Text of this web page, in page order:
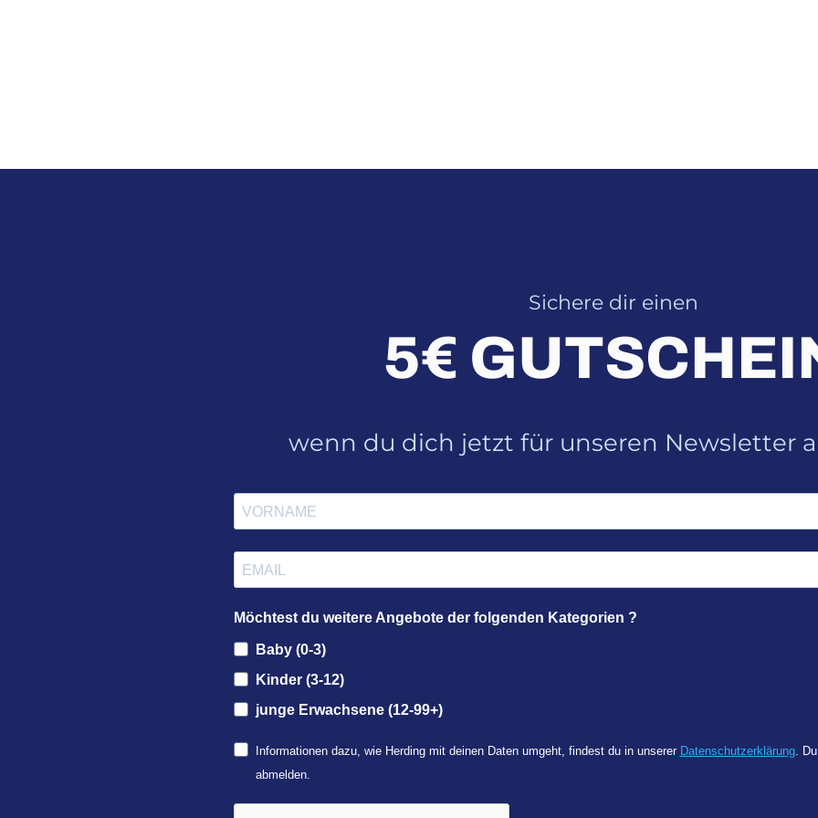
Sichere dir einen
5€
wenn du dich jetzt für unseren Newsletter
Möchtest du weitere Angebote der folgenden Kategorien ?
Baby (0-3)
Kinder (3-12)
junge Erwachsene (12-99+)
Informationen dazu, wie Herding mit deinen Daten umgeht, findest du in unserer Datenschutzerklärung.
abmelden.